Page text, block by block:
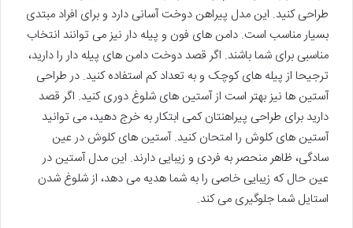
طراحی کنید. این مدل پیراهن دوخت آسانی دارد و برای افراد مبتدی
بسیار مناسب است. دامن های فون و پیله دار نیز می توانند انتخاب
مناسبی برای شما باشند. اگر قصد دوخت دامن های پیله دار را دارید،
ترجیحا از پیله های کوچک و به تعداد کم استفاده کنید. در طراحی
آستین ها نیز بهتر است از آستین های شلوغ دوری کنید. اگر قصد
دارید برای طراحی پیراهنتان کمی ابتکار به خرج دهید، می توانید
آستین های کلوش را امتحان کنید. آستین های کلوش در عین
سادگی، ظاهر منحصر به فردی و زیبایی دارند. این مدل آستین در
عین حال که زیبایی خاصی را به شما هدیه می دهد، از شلوغ شدن
استایل شما جلوگیری می کند.